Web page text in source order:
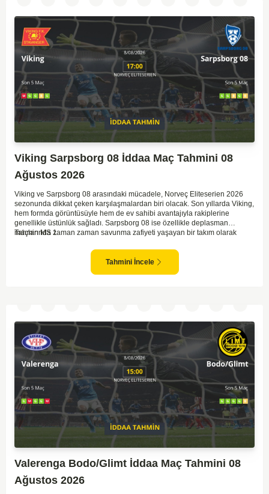
Viking Sarpsborg 08 İddaa Maç Tahmini 08
Ağustos 2026
Viking ve Sarpsborg 08 arasındaki mücadele, Norveç Eliteserien 2026
sezonunda dikkat çeken karşılaşmalardan biri olacak. Son yıllarda Viking,
hem formda görüntüsüyle hem de ev sahibi avantajıyla rakiplerine
genellikle üstünlük sağladı. Sarpsborg 08 ise özellikle deplasman
maçlarında zaman zaman savunma zafiyeti yaşayan bir takım olarak
yapıyor. Sarpsborg'un ise sürpriz yapabilme potansiyeli olsa da,
genellikle güçlü rakipler karşısında tutunmakta zorlandıkları biliniyor. Bu
doğrultuda, Viking'in galibiyete yakın olabileceği bir maç beklenebilir.
Tahmin MS 1
Tahmini İncele
Valerenga Bodo/Glimt İddaa Maç Tahmini 08
Ağustos 2026